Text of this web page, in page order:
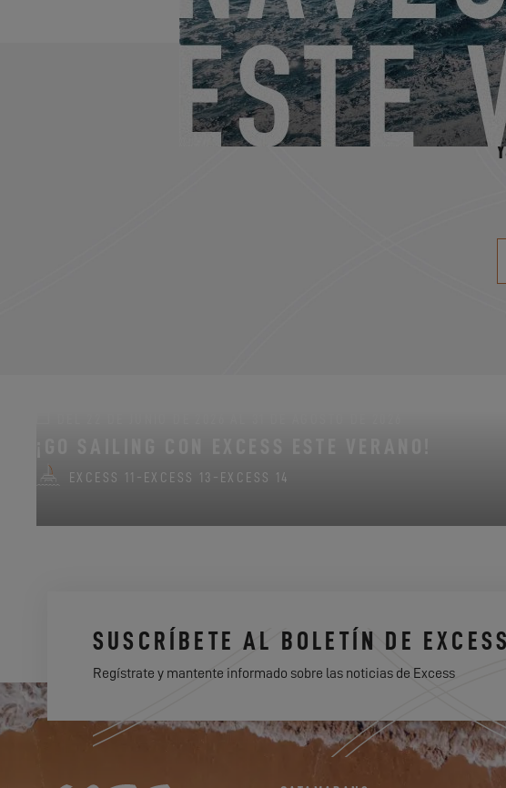
EXCESS 11 - EXCESS 13 - EXCESS 14
SUSCRÍBETE AL BOLETÍN DE EXCESS
Regístrate y mantente informado sobre las noticias de Excess